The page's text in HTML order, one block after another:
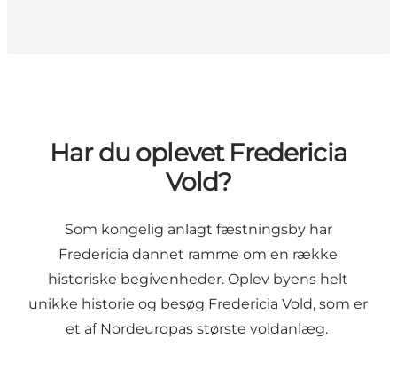
Har du oplevet Fredericia
Vold?
Som kongelig anlagt fæstningsby har
Fredericia dannet ramme om en række
historiske begivenheder. Oplev byens helt
unikke historie og besøg Fredericia Vold, som er
et af Nordeuropas største voldanlæg.